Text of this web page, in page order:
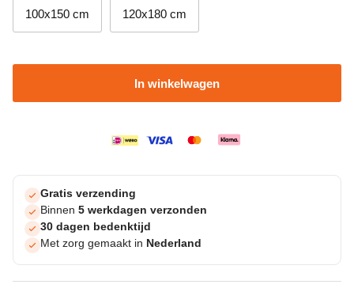
100x150 cm 120x180 cm
In winkelwagen
Gratis verzending
Binnen 5 werkdagen verzonden
30 dagen bedenktijd
Met zorg gemaakt in Nederland